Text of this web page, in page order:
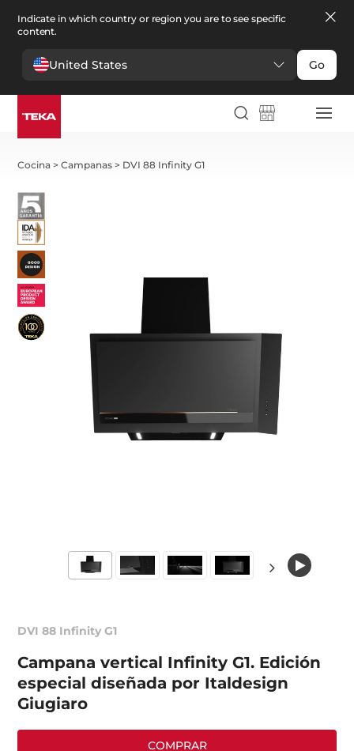
Indicate in which country or region you are to see specific
content.
United States Go
Cocina >Campanas > DVI 88 Infinity G1
DVI 88 Infinity G1
Campana vertical Infinity G1. Edición
especial diseñada por Italdesign
Giugiaro
COMPRAR